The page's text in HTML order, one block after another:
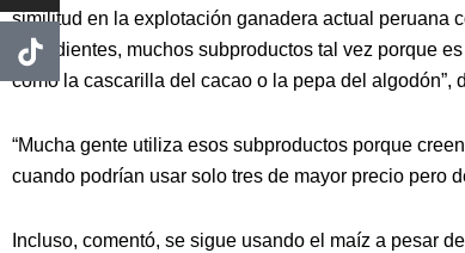
similitud en la explotación ganadera actual peruana
ingredientes, muchos subproductos tal vez porque
como la cascarilla del cacao o la pepa del algodón”,
“Mucha gente utiliza esos subproductos porque
cuando podrían usar solo tres de mayor precio pero
Incluso, comentó, se sigue usando el maíz a pesar